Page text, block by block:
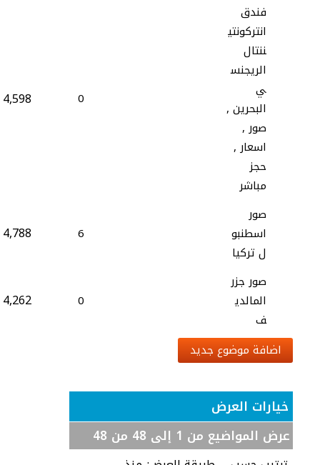
فندق
انتركونتي
ننتال
الريجنس
ي
البحرين ,
صور ,
اسعار ,
حجز
مباشر
0
4,598
صور
اسطنبو
ل تركيا
6
4,788
صور جزر
المالدي
ف
0
4,262
اضافة موضوع جديد
خيارات العرض
عرض المواضيع من 1 إلى 48 من 48